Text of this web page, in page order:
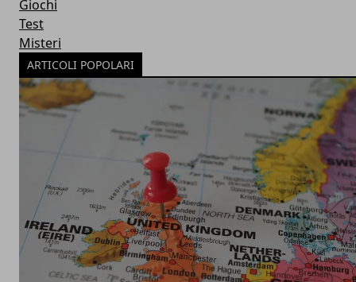
Giochi
Test
Misteri
ARTICOLI POPOLARI